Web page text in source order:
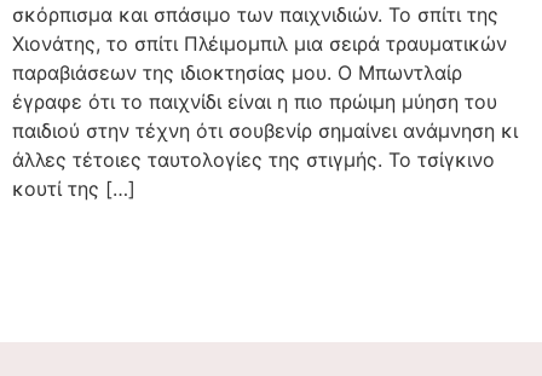
σκόρπισμα και σπάσιμο των παιχνιδιών. Το σπίτι της
Χιονάτης, το σπίτι Πλέιμομπιλ μια σειρά τραυματικών
παραβιάσεων της ιδιοκτησίας μου. Ο Μπωντλαίρ
έγραφε ότι το παιχνίδι είναι η πιο πρώιμη μύηση του
παιδιού στην τέχνη ότι σουβενίρ σημαίνει ανάμνηση κι
άλλες τέτοιες ταυτολογίες της στιγμής. Το τσίγκινο
κουτί της […]